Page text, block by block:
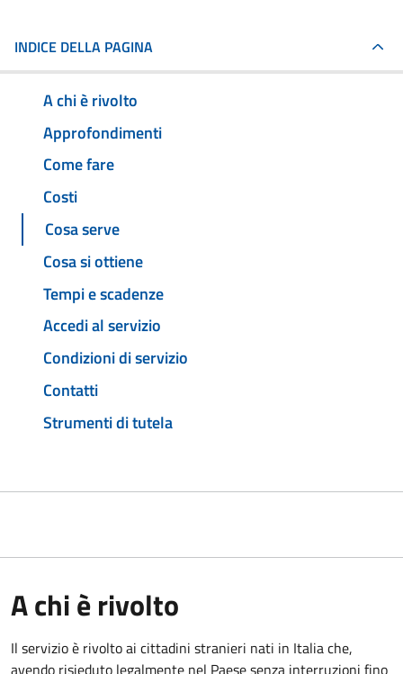
INDICE DELLA PAGINA
A chi è rivolto
Approfondimenti
Come fare
Costi
Cosa serve
Cosa si ottiene
Tempi e scadenze
Accedi al servizio
Condizioni di servizio
Contatti
Strumenti di tutela
A chi è rivolto
Il servizio è rivolto ai cittadini stranieri nati in Italia che,
avendo risieduto legalmente nel Paese senza interruzioni fino